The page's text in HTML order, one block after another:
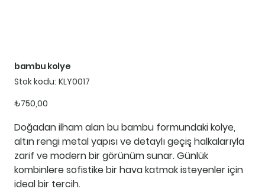
bambu kolye
Stok kodu: Stok
kodu:
KLY0017
Fiyat
₺750,00
Doğadan ilham alan bu bambu formundaki kolye,
altın rengi metal yapısı ve detaylı geçiş halkalarıyla
zarif ve modern bir görünüm sunar. Günlük
kombinlere sofistike bir hava katmak isteyenler için
ideal bir tercih.